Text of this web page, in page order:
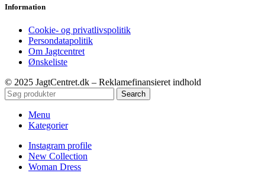
Information
Cookie- og privatlivspolitik
Persondatapolitik
Om Jagtcentret
Ønskeliste
© 2025 JagtCentret.dk – Reklamefinansieret indhold
Search
Menu
Kategorier
Instagram profile
New Collection
Woman Dress